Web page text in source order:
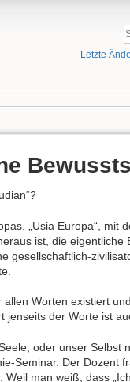
Letzte
„Usia Europa“, mit
ist, die
gesellschaftlich-
Worten existiert
der Worte ist
oder unser Selbst
Seminar. Der Dozent
man weiß, dass